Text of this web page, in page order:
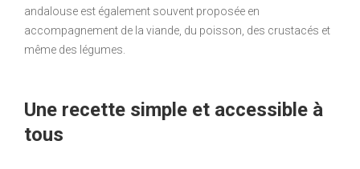
andalouse est également souvent proposée en
accompagnement de la viande, du poisson, des crustacés et
même des légumes.
Une recette simple et accessible à
tous